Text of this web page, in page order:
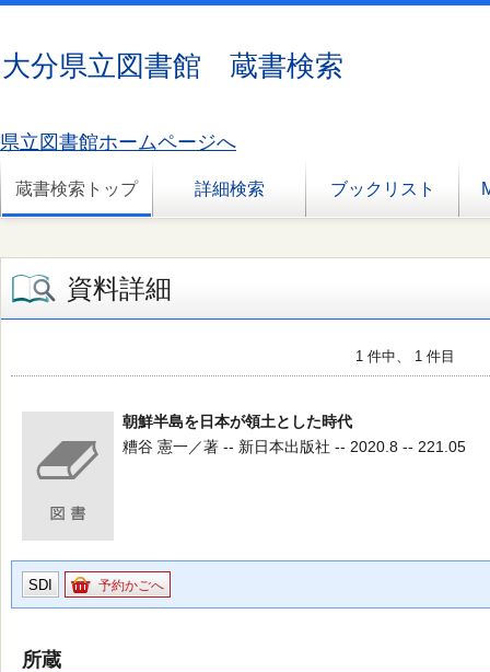
大分県立図書館 蔵書検索
県立図書館ホームページへ
蔵書検索トップ 詳細検索 ブックリスト
資料詳細
1 件中、 1 件目
朝鮮半島を日本が領土とした時代
糟谷 憲一／著 -- 新日本出版社 -- 2020.8 -- 221.05
SDI 予約かごへ
所蔵